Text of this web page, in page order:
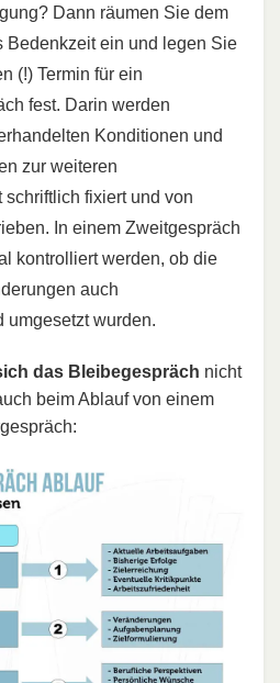
Dann räumen Sie dem
Bedenkzeit ein und legen Sie
(!) Termin für ein
fest. Darin werden
Konditionen und
zur weiteren
schriftlich fixiert und von
In einem Zweitgespräch
kontrolliert werden, ob die
auch
umgesetzt wurden.
das Bleibegespräch nicht
beim Ablauf von einem